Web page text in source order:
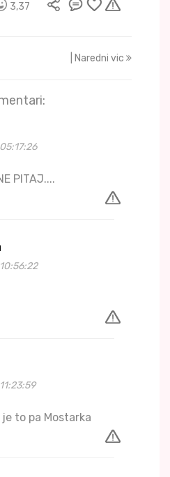
3,37
| Naredni vic
PITAJ....
to pa Mostarka